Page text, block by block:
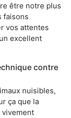
être notre plus
faisons
vos attentes
excellent
contre
nuisibles,
ça que la
vivement